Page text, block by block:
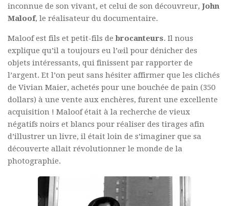
inconnue de son vivant, et celui de son découvreur, John
Maloof, le réalisateur du documentaire.
Maloof est fils et petit-fils debrocanteurs. Il nous
explique qu’il a toujours eu l’œil pour dénicher des
objets intéressants, qui finissent par rapporter de
l’argent. Et l’on peut sans hésiter affirmer que les clichés
de Vivian Maier, achetés pour une bouchée de pain (350
dollars) à une vente aux enchères, furent une excellente
acquisition ! Maloof était à la recherche de vieux
négatifs noirs et blancs pour réaliser des tirages afin
d’illustrer un livre, il était loin de s’imaginer que sa
découverte allait révolutionner le monde de la
photographie.